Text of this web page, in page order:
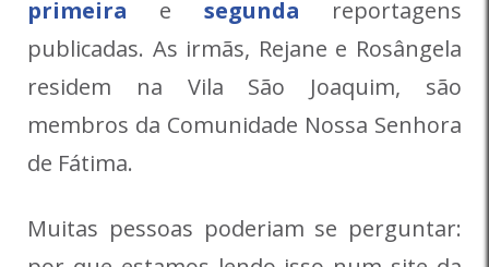
primeira e segunda reportagens
publicadas. As irmãs, Rejane e Rosângela
residem na Vila São Joaquim, são
membros da Comunidade Nossa Senhora
de Fátima.
Muitas pessoas poderiam se perguntar: